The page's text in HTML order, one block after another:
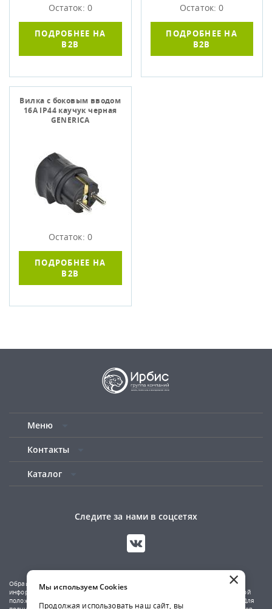
Остаток: 0
ПОДРОБНЕЕ НА
B2B
Остаток: 0
ПОДРОБНЕЕ НА
B2B
Вилка с боковым вводом
16А IP44 каучук черная
GENERICA
Остаток: 0
ПОДРОБНЕЕ НА
B2B
Меню
Контакты
Каталог
Следите за нами в соцсетях
Обращаем ваше внимание на то, что данный сайт носит исключительно
информационный характер и не является публичной офертой, определяемой
положениями Статьи 437(2) Гражданского кодекса Российской Федерации. Для
×
Мы используем Cookies
Продолжая использовать наш сайт, вы